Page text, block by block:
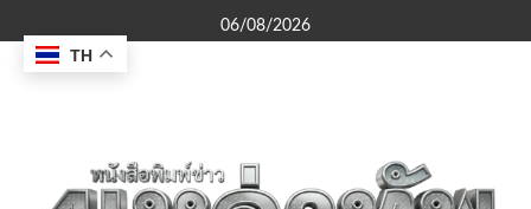
to
content
06/08/2026
TH